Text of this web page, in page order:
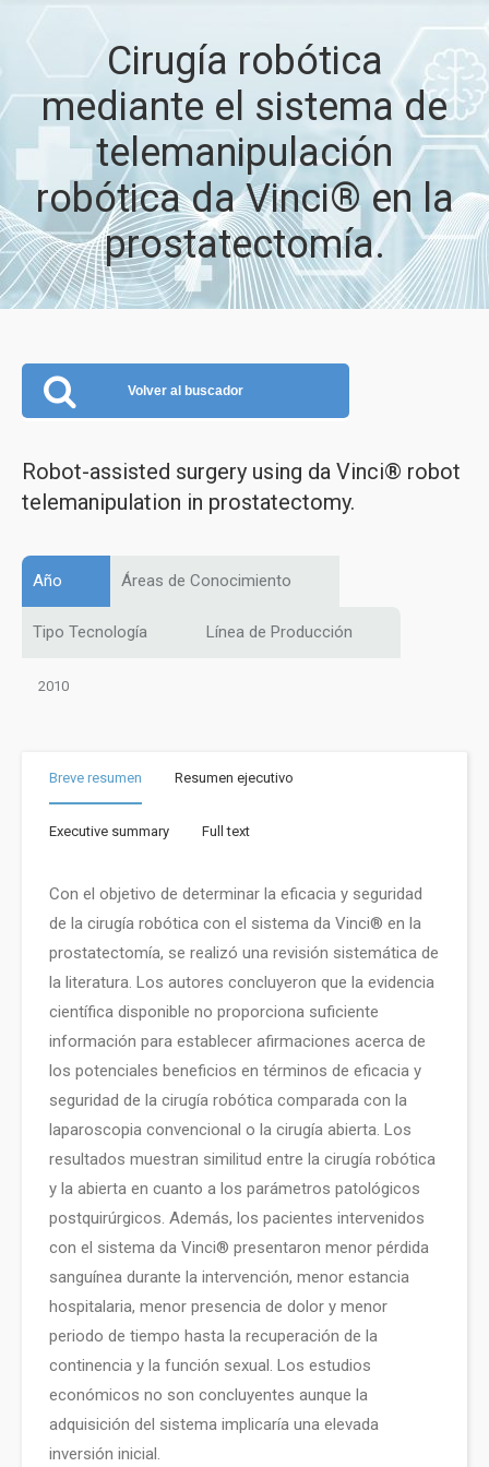
Cirugía robótica
mediante el sistema de
telemanipulación
robótica da Vinci® en la
prostatectomía.
Volver al buscador
Robot-assisted surgery using da Vinci® robot
telemanipulation in prostatectomy.
Año Áreas de Conocimiento
Tipo Tecnología Línea de Producción
2010
Breve resumen Resumen ejecutivo
Executive summary Full text
Con el objetivo de determinar la eficacia y seguridad
de la cirugía robótica con el sistema da Vinci® en la
prostatectomía, se realizó una revisión sistemática de
la literatura. Los autores concluyeron que la evidencia
científica disponible no proporciona suficiente
información para establecer afirmaciones acerca de
los potenciales beneficios en términos de eficacia y
seguridad de la cirugía robótica comparada con la
laparoscopia convencional o la cirugía abierta. Los
resultados muestran similitud entre la cirugía robótica
y la abierta en cuanto a los parámetros patológicos
postquirúrgicos. Además, los pacientes intervenidos
con el sistema da Vinci® presentaron menor pérdida
sanguínea durante la intervención, menor estancia
hospitalaria, menor presencia de dolor y menor
periodo de tiempo hasta la recuperación de la
continencia y la función sexual. Los estudios
económicos no son concluyentes aunque la
adquisición del sistema implicaría una elevada
inversión inicial.